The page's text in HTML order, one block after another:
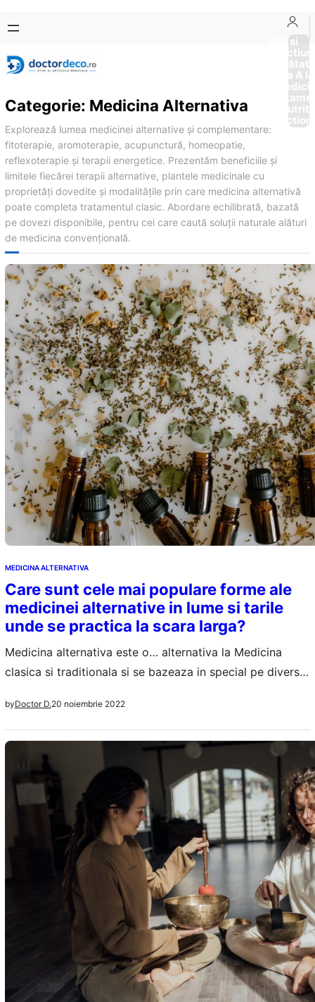
conținut
content
Boli si
Afectiuni
Sănătate
de la A
Categorie: Medicina Alternativa
Explorează lumea medicinei alternative și complementare:
fitoterapie, aromoterapie, acupunctură, homeopatie,
reflexoterapie și terapii energetice. Prezentăm beneficiile și
limitele fiecărei terapii alternative, plantele medicinale cu
proprietăți dovedite și modalitățile prin care medicina alternativă
poate completa tratamentul clasic. Abordare echilibrată, bazată
pe dovezi disponibile, pentru cei care caută soluții naturale alături
de medicina convențională.
MEDICINA ALTERNATIVA
Care sunt cele mai populare forme ale
medicinei alternative in lume si tarile
unde se practica la scara larga?
Medicina alternativa este o… alternativa la Medicina
clasica si traditionala si se bazeaza in special pe diverse
fructe, legume etc. Odata cu raspandirea medicinei
alternative si cu acceptarea sa din ce in ce mai mult in
toata lumea au aparut si pacientii care prefera sa incerce
intai tot ce…
byDoctor D.20 noiembrie 2022